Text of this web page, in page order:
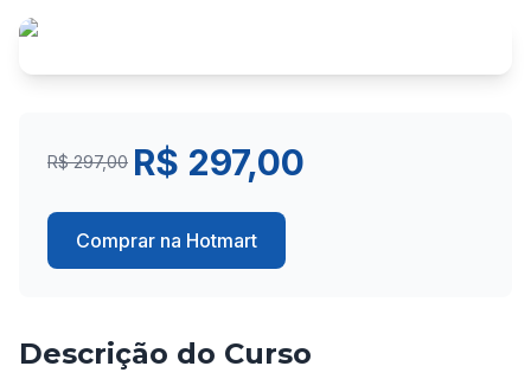
R$ 297,00 R$ 297,00
Comprar na Hotmart
Descrição do Curso